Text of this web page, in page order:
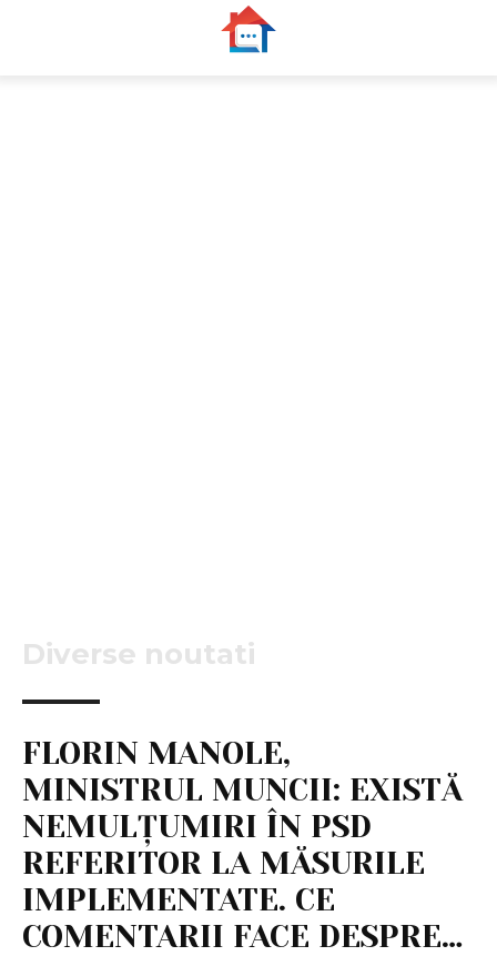
Diverse noutati
FLORIN MANOLE,
MINISTRUL MUNCII: EXISTĂ
NEMULȚUMIRI ÎN PSD
REFERITOR LA MĂSURILE
IMPLEMENTATE. CE
COMENTARII FACE DESPRE…